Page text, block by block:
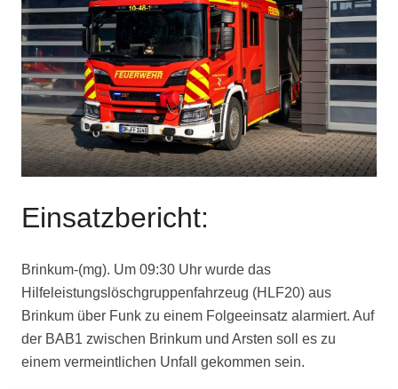
Einsatzbericht:
Brinkum-(mg). Um 09:30 Uhr wurde das
Hilfeleistungslöschgruppenfahrzeug (HLF20) aus
Brinkum über Funk zu einem Folgeeinsatz alarmiert. Auf
der BAB1 zwischen Brinkum und Arsten soll es zu
einem vermeintlichen Unfall gekommen sein.